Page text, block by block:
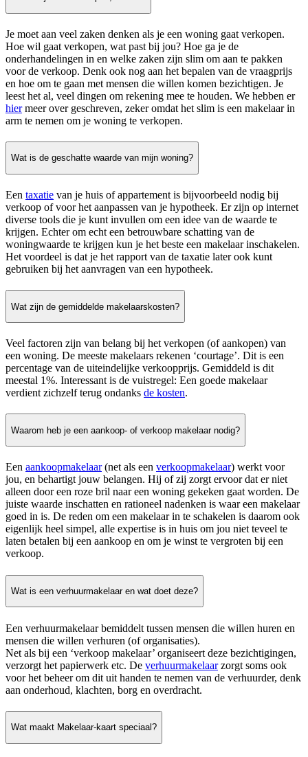
Je moet aan veel zaken denken als je een woning gaat verkopen.
Hoe wil gaat verkopen, wat past bij jou? Hoe ga je de
onderhandelingen in en welke zaken zijn slim om aan te pakken
voor de verkoop. Denk ook nog aan het bepalen van de vraagprijs
en hoe om te gaan met mensen die willen komen bezichtigen. Je
leest het al, veel dingen om rekening mee te houden. We hebben er
hiermeer over geschreven, zeker omdat het slim is een makelaar in
arm te nemen om je woning te verkopen.
Wat is de geschatte waarde van mijn woning?
Een taxatie van je huis of appartement is bijvoorbeeld nodig bij
verkoop of voor het aanpassen van je hypotheek. Er zijn op internet
diverse tools die je kunt invullen om een idee van de waarde te
krijgen. Echter om echt een betrouwbare schatting van de
woningwaarde te krijgen kun je het beste een makelaar inschakelen.
Het voordeel is dat je het rapport van de taxatie later ook kunt
gebruiken bij het aanvragen van een hypotheek.
Wat zijn de gemiddelde makelaarskosten?
Veel factoren zijn van belang bij het verkopen (of aankopen) van
een woning. De meeste makelaars rekenen ‘courtage’. Dit is een
percentage van de uiteindelijke verkoopprijs. Gemiddeld is dit
meestal 1%. Interessant is de vuistregel: Een goede makelaar
verdient zichzelf terug ondanks de kosten.
Waarom heb je een aankoop- of verkoop makelaar nodig?
Een aankoopmakelaar(net als een verkoopmakelaar) werkt voor
jou, en behartigt jouw belangen. Hij of zij zorgt ervoor dat er niet
alleen door een roze bril naar een woning gekeken gaat worden. De
juiste waarde inschatten en rationeel nadenken is waar een makelaar
goed in is. De reden om een makelaar in te schakelen is daarom ook
eigenlijk heel simpel, alle expertise is in huis om jou niet teveel te
laten betalen bij een aankoop en om je winst te vergroten bij een
verkoop.
Wat is een verhuurmakelaar en wat doet deze?
Een verhuurmakelaar bemiddelt tussen mensen die willen huren en
mensen die willen verhuren (of organisaties).
Net als bij een ‘verkoop makelaar’ organiseert deze bezichtigingen,
verzorgt het papierwerk etc. De verhuurmakelaarzorgt soms ook
voor het beheer om dit uit handen te nemen van de verhuurder, denk
aan onderhoud, klachten, borg en overdracht.
Wat maakt Makelaar-kaart speciaal?